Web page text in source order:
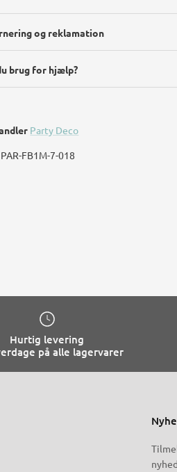
og reklamation
brug for hjælp?
Party Deco
PAR-FB1M-7-018
Hurtig levering
på alle lagervarer